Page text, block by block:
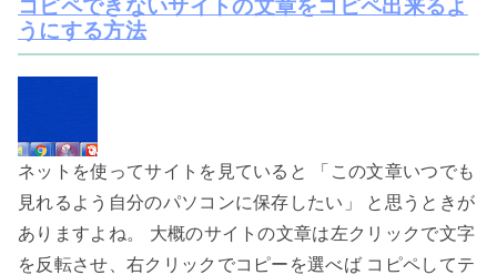
コピペできないサイトの文章をコピペ出来るよ
うにする方法
ネットを使ってサイトを見ていると 「この文章いつでも
見れるよう自分のパソコンに保存したい」 と思うときが
ありますよね。 大概のサイトの文章は左クリックで文字
を反転させ、右クリックでコピーを選べば コピペしてテ